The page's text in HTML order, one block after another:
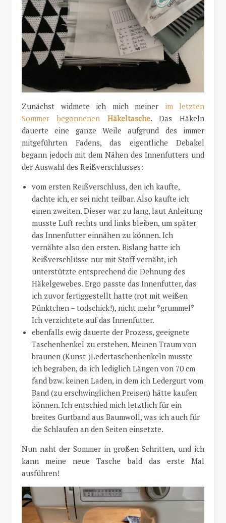
Zunächst widmete ich mich meiner im letzten
Sommer begonnenen Häkeltasche. Das Häkeln
dauerte eine ganze Weile aufgrund des immer
mitgeführten Fadens, das eigentliche Debakel
begann jedoch mit dem Nähen des Innenfutters und
der Auswahl des Reißverschlusses:
vom ersten Reißverschluss, den ich kaufte,
dachte ich, er sei nicht teilbar. Also kaufte ich
einen zweiten. Dieser war zu lang, laut Anleitung
musste Luft rechts und links bleiben, um später
das Innenfutter einnähen zu können. Ich
vernähte also den ersten. Bislang hatte ich
Reißverschlüsse nur mit Stoff vernäht, ich
unterstützte entsprechend die Dehnung des
Häkelgewebes. Ergo passte das Innenfutter, das
ich zuvor fertiggestellt hatte (rot mit weißen
Pünktchen – todschick!), nicht mehr *grummel*
Ich verzichtete auf das Innenfutter.
ebenfalls ewig dauerte der Prozess, geeignete
Taschenhenkel zu erstehen. Meinen Traum von
braunen (Kunst-)Ledertaschenhenkeln musste
ich begraben, da ich lediglich Längen von 70 cm
fand bzw. keinen Laden, in dem ich Ledergurt vom
Band (zu erschwinglichen Preisen) hätte kaufen
können. Ich entschied mich letztlich für ein
breites Gurtband aus Baumwoll, was ich auch für
die Schlaufen an den Seiten einsetzte.
Nun naht der Sommer in großen Schritten, und ich
kann meine neue Tasche bald das erste Mal
ausführen!